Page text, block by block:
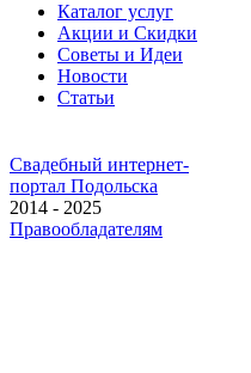
Каталог услуг
Акции и Скидки
Советы и Идеи
Новости
Статьи
Свадебный интернет-
портал Подольска
2014 - 2025
Правообладателям